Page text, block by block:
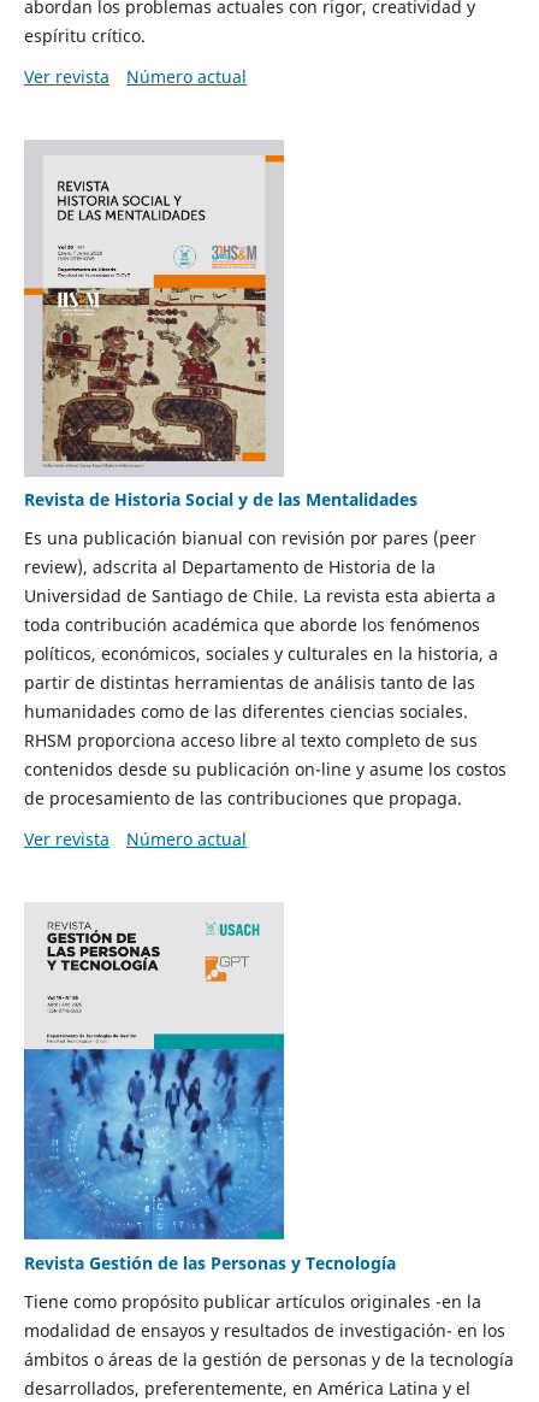
abordan los problemas actuales con rigor, creatividad y
espíritu crítico.
Ver revista
Número actual
Revista de Historia Social y de las Mentalidades
Es una publicación bianual con revisión por pares (peer
review), adscrita al Departamento de Historia de la
Universidad de Santiago de Chile. La revista esta abierta a
toda contribución académica que aborde los fenómenos
políticos, económicos, sociales y culturales en la historia, a
partir de distintas herramientas de análisis tanto de las
humanidades como de las diferentes ciencias sociales.
RHSM proporciona acceso libre al texto completo de sus
contenidos desde su publicación on-line y asume los costos
de procesamiento de las contribuciones que propaga.
Ver revista
Número actual
Revista Gestión de las Personas y Tecnología
Tiene como propósito publicar artículos originales -en la
modalidad de ensayos y resultados de investigación- en los
ámbitos o áreas de la gestión de personas y de la tecnología
desarrollados, preferentemente, en América Latina y el